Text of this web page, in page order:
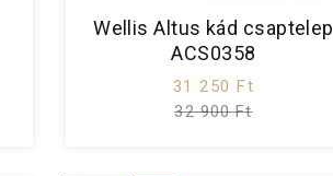
Wellis Altus kád csaptelep
ACS0358
31 250 Ft
32 900 Ft